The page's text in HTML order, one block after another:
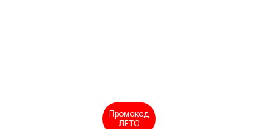
Промокод
ЛЕТО